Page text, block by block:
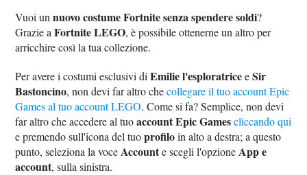
Vuoi unnuovo costume Fortnite senza spendere soldi?
Grazie aFortnite LEGO, è possibile ottenerne un altro per
arricchire così la tua collezione.
Per avere i costumi esclusivi diEmilie l'esploratriceeSir
Bastoncino, non devi far altro checollegare il tuo account Epic
Games al tuo account LEGO. Come si fa? Semplice, non devi
far altro che accedere al tuoaccount Epic Games cliccando qui
e premendo sull'icona del tuoprofiloin alto a destra; a questo
punto, seleziona la voce Accounte scegli l'opzione App e
account, sulla sinistra.